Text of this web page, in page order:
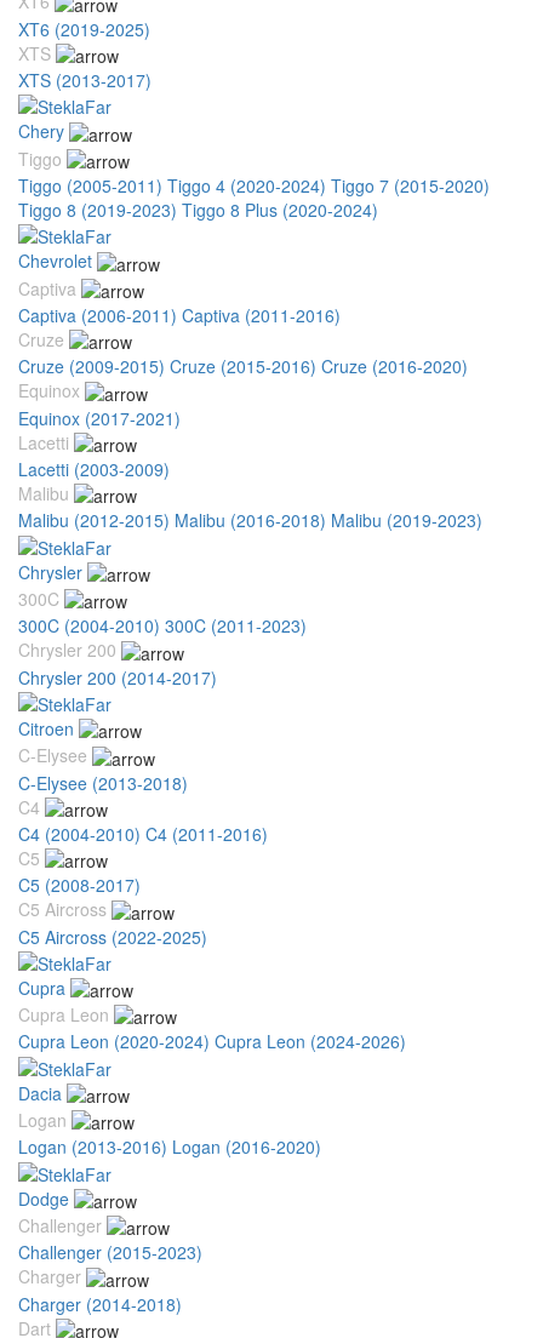
XT6 (2019-2025)
XTS
XTS (2013-2017)
Chery
Tiggo
Tiggo (2005-2011) Tiggo 4 (2020-2024) Tiggo 7 (2015-2020)
Tiggo 8 (2019-2023) Tiggo 8 Plus (2020-2024)
Chevrolet
Captiva
Captiva (2006-2011) Captiva (2011-2016)
Cruze
Cruze (2009-2015) Cruze (2015-2016) Cruze (2016-2020)
Equinox
Equinox (2017-2021)
Lacetti
Lacetti (2003-2009)
Malibu
Malibu (2012-2015) Malibu (2016-2018) Malibu (2019-2023)
Chrysler
300C
300C (2004-2010) 300C (2011-2023)
Chrysler 200
Chrysler 200 (2014-2017)
Citroen
C-Elysee
C-Elysee (2013-2018)
C4
C4 (2004-2010) C4 (2011-2016)
C5
C5 (2008-2017)
C5 Aircross
C5 Aircross (2022-2025)
Cupra
Cupra Leon
Cupra Leon (2020-2024) Cupra Leon (2024-2026)
Dacia
Logan
Logan (2013-2016) Logan (2016-2020)
Dodge
Challenger
Challenger (2015-2023)
Charger
Charger (2014-2018)
Dart